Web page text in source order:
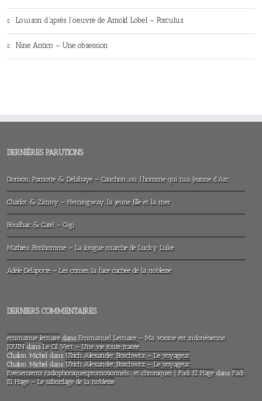
Louison d’après l’oeuvre de Arnold Lobel – Porculus
Nine Antico – Une obsession
DERNIÈRES PARUTIONS
Dorison, Parnotte & Delahaye – Cauchon…où l’homme qui tua Jeanne d’Arc
Charlot & Zimny – Hemingway, la jeune fille et la mer
Bouilhac & Catel – Gigi
Mathieu Bonhomme – La longue marche de Lucky Luke
Adèle Delaporte – Les crimes, la face cachée de la noblesse
DERNIERS COMMENTAIRES
emmanue lemairedans Emmanuel Lemaire – Ma voisine est indonésienne
JOUINdans Le Cil Vert – Une vie toute tracée
Chalon Michel dans Ulrich Alexander Boschwitz – Le voyageur
Chalon Michel dans Ulrich Alexander Boschwitz – Le voyageur
Evénements radiophoniques,promotionnels… et chroniques | Fadi El Hagedans Fadi
El Hage – Le sabordage de la noblesse